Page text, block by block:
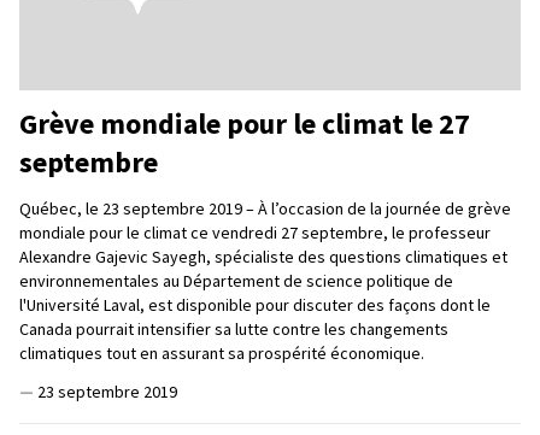
Grève mondiale pour le climat le 27
septembre
Québec, le 23 septembre 2019 – À l’occasion de la journée de grève
mondiale pour le climat ce vendredi 27 septembre, le professeur
Alexandre Gajevic Sayegh, spécialiste des questions climatiques et
environnementales au Département de science politique de
l'Université Laval, est disponible pour discuter des façons dont le
Canada pourrait intensifier sa lutte contre les changements
climatiques tout en assurant sa prospérité économique.
— 23 septembre 2019